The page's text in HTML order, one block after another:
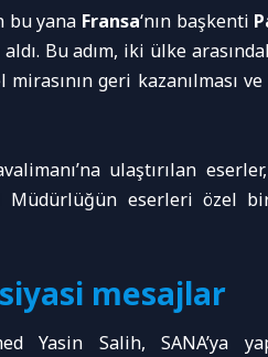
bu yana Fransa‘nın başkenti
Bu adım, iki ülke
geri kazanılması
ulaştırılan
eserleri özel
mesajlar
Yasin Salih, SANA’ya